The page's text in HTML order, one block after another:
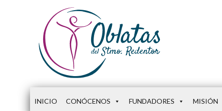
INICIO CONÓCENOS FUNDADORES MISIÓN